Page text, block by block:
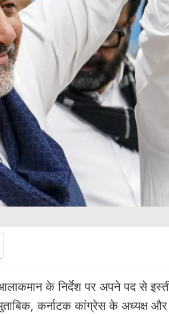
के निर्देश पर अपने पद से
कर्नाटक कांग्रेस के अध्यक्ष